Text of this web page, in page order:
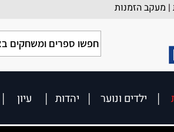
| מעקב הזמנות
ילדים ונוער יהדות עיון